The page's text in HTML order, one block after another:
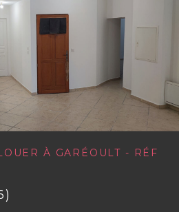
À GARÉOULT - RÉF